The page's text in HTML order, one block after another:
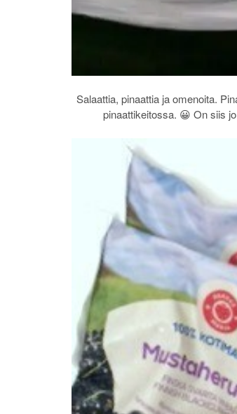
Salaattia, pinaattia ja omenoita.
pinaattikeitossa. 😀 On siis